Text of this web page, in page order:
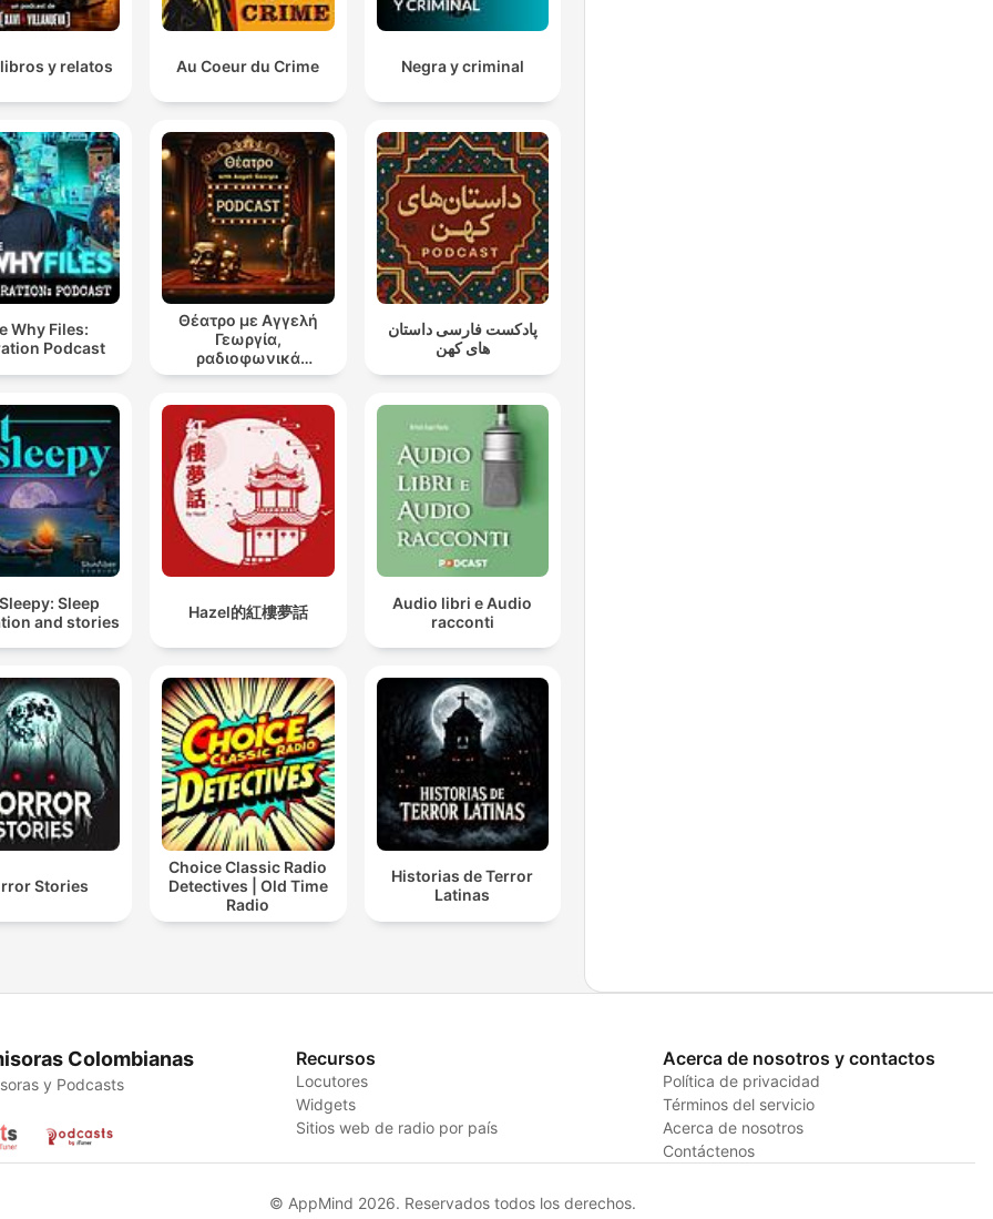
y relatos Au Coeur du Crime Negra y criminal
Why Files:
Podcast
Θέατρο με Αγγελή
Γεωργία,
ραδιοφωνικά
θεατρικά έργα
پادکست فارسی داستان
های کهن
Sleep
and stories
Hazel的紅樓夢話
Audio libri e Audio
racconti
Stories
Choice Classic Radio
Detectives | Old Time
Radio
Historias de Terror
Latinas
Colombianas
y Podcasts
Recursos
Locutores
Widgets
Sitios web de radio por país
Acerca de nosotros y contactos
Política de privacidad
Términos del servicio
Acerca de nosotros
Contáctenos
© AppMind 2026. Reservados todos los derechos.